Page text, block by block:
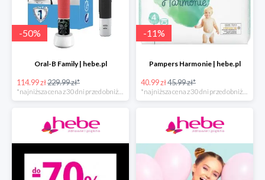
-50%
Oral-B Family | hebe.pl
114.99 zł229.99 zł*
-11%
Pampers Harmonie | hebe.pl
40.99 zł45.99 zł*